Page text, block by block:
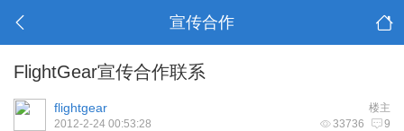
宣传合作
FlightGear宣传合作联系
楼主
flightgear
33736 9
2012-2-24 00:53:28